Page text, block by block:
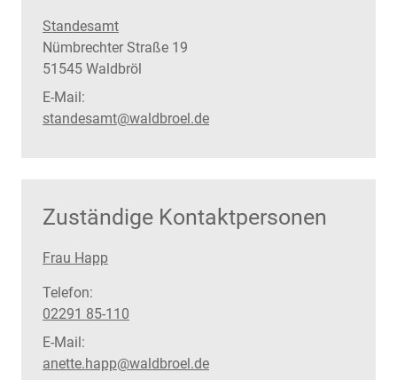
Standesamt
Straße:
Nümbrechter Straße Hausnummer:
19
PLZ:
51545 Ort:
Waldbröl
E-Mail:
standesamt@waldbroel.de
Zuständige Kontaktpersonen
Frau Happ
Telefon:
02291 85-110
E-Mail:
anette.happ@waldbroel.de